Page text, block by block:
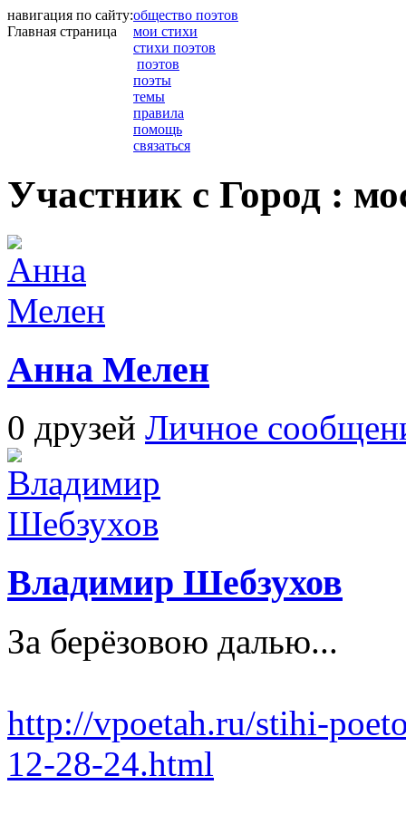
навигация по сайту:
Главная страница
общество поэтов
мои стихи
стихи поэтов
поэтов
поэты
темы
правила
помощь
связаться
Участник с Город :
Анна Мелен
0 друзей Личное
Владимир Шебзухов
За берёзовою далью...
http://vpoetah.ru/stihi-
12-28-24.html